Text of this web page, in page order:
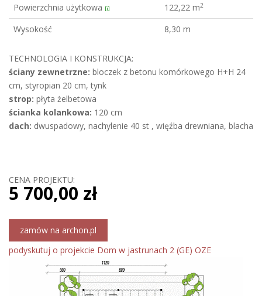
Powierzchnia użytkowa [i] 122,22 m2
Wysokość 8,30 m
TECHNOLOGIA I KONSTRUKCJA:
ściany zewnetrzne: bloczek z betonu komórkowego H+H 24
cm, styropian 20 cm, tynk
strop: płyta żelbetowa
ścianka kolankowa: 120 cm
dach: dwuspadowy, nachylenie 40 st , więźba drewniana, blacha
CENA PROJEKTU:
5 700,00 zł
zamów na archon.pl
podyskutuj o projekcie Dom w jastrunach 2 (GE) OZE